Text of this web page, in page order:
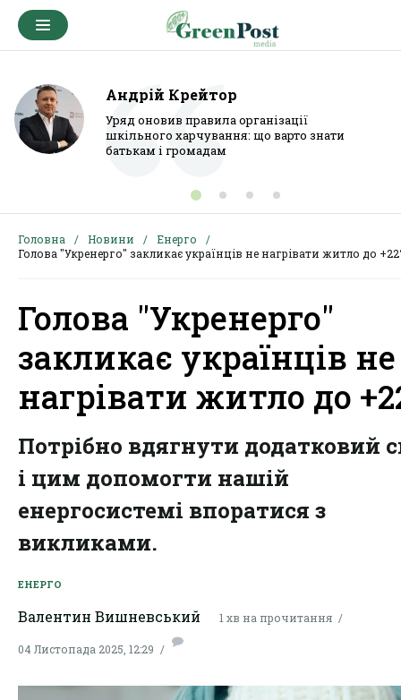
Андрій Крейтор
Уряд оновив правила організації
шкільного харчування: що варто знати
батькам і громадам
Головна Новини
Енерго
Голова "Укренерго" закликає українців не нагрівати житло до
Голова "Укренерго"
закликає українців не
нагрівати житло до
Потрібно вдягнути додатковий
і цим допомогти нашій
енергосистемі впоратися з
викликами.
ЕНЕРГО
Валентин Вишневський 1 хв на прочитання
04 Листопада 2025, 12:29